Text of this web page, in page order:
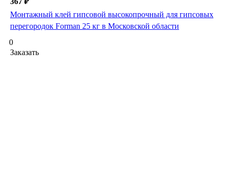
Монтажный клей гипсовой высокопрочный для гипсовых
перегородок Forman 25 кг в Московской области
0
Заказать